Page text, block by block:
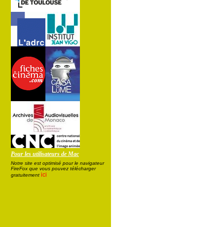
Pour les utilisateurs de Mac
Notre site est optimisé pour le navigateur
FireFox que vous pouvez télécharger
gratuitement ici